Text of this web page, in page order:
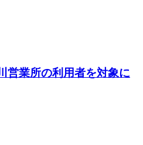
営業所の利用者を対象に